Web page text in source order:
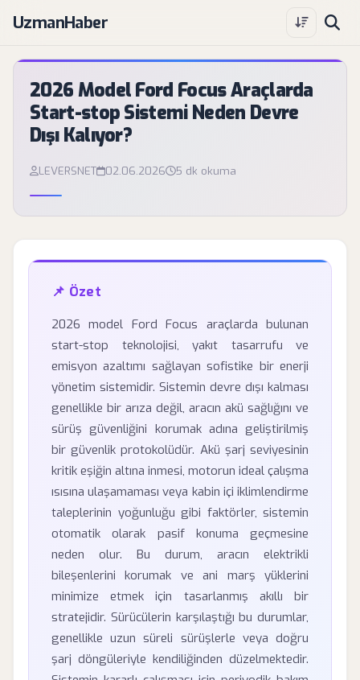
UzmanHaber
2026 Model Ford Focus Araçlarda
Start-stop Sistemi Neden Devre
Dışı Kalıyor?
LEVERSNET 02.06.2026 5 dk okuma
📌 Özet
2026 model Ford Focus araçlarda bulunan
start-stop teknolojisi, yakıt tasarrufu ve
emisyon azaltımı sağlayan sofistike bir enerji
yönetim sistemidir. Sistemin devre dışı kalması
genellikle bir arıza değil, aracın akü sağlığını ve
sürüş güvenliğini korumak adına geliştirilmiş
bir güvenlik protokolüdür. Akü şarj seviyesinin
kritik eşiğin altına inmesi, motorun ideal çalışma
ısısına ulaşamaması veya kabin içi iklimlendirme
taleplerinin yoğunluğu gibi faktörler, sistemin
otomatik olarak pasif konuma geçmesine
neden olur. Bu durum, aracın elektrikli
bileşenlerini korumak ve ani marş yüklerini
minimize etmek için tasarlanmış akıllı bir
stratejidir. Sürücülerin karşılaştığı bu durumlar,
genellikle uzun süreli sürüşlerle veya doğru
şarj döngüleriyle kendiliğinden düzelmektedir.